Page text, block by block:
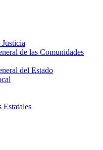
de las Comunidades
del Estado
Estatales